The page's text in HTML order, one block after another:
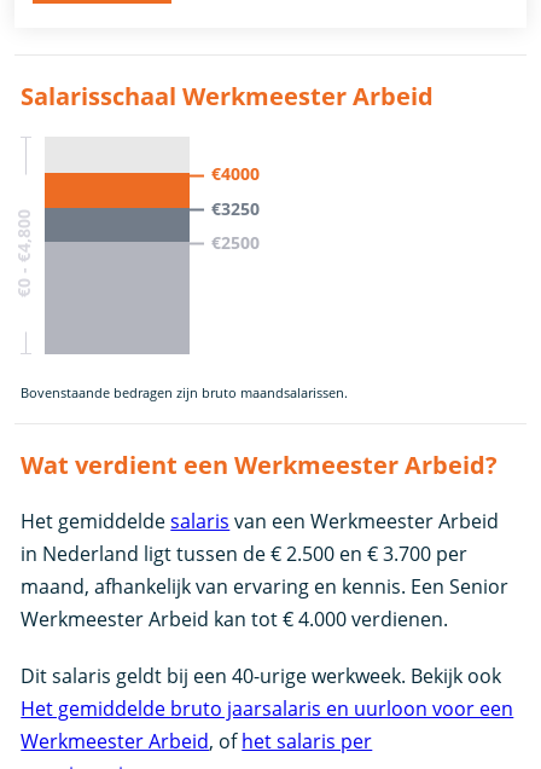
Salarisschaal Werkmeester Arbeid
€0 - €4,800
€4000
€3250
€2500
Bovenstaande bedragen zijn bruto maandsalarissen.
Wat verdient een Werkmeester Arbeid?
Het gemiddeldesalaris van een Werkmeester Arbeid
in Nederland ligt tussen de € 2.500 en € 3.700 per
maand, afhankelijk van ervaring en kennis. Een Senior
Werkmeester Arbeid kan tot € 4.000 verdienen.
Dit salaris geldt bij een 40-urige werkweek. Bekijk ook
Het gemiddelde bruto jaarsalaris en uurloon voor een
Werkmeester Arbeid, ofhet salaris per